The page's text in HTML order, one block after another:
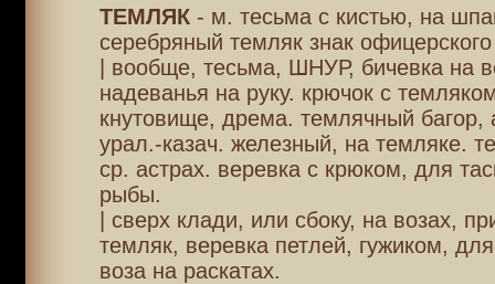
ТЕМЛЯК- м. тесьма с кистью, на
серебряный темляк знак
| вообще, тесьма, ШНУР, бичевка на
надеванья на руку. крючок с
кнутовище, дрема. темлячный багор,
урал.-казач. железный, на темляке.
ср. астрах. веревка с крюком, для
рыбы.
| сверх клади, или сбоку, на возах,
темляк, веревка петлей, гужиком,
воза на раскатах.